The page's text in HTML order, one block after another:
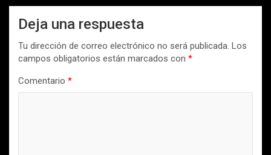
Deja una respuesta
Tu dirección de correo electrónico no será publicada. Los
campos obligatorios están marcados con *
Comentario *